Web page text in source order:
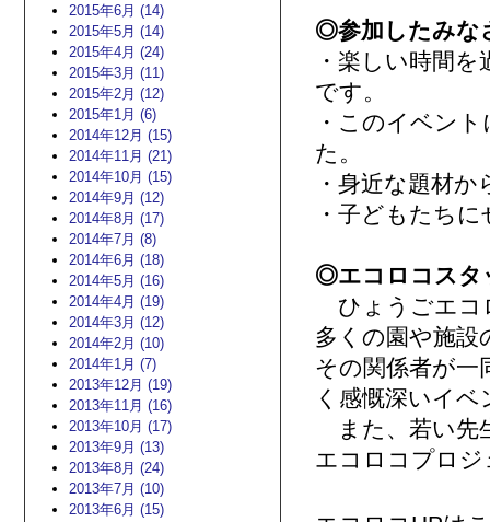
2015年6月 (14)
2015年5月 (14)
2015年4月 (24)
2015年3月 (11)
2015年2月 (12)
2015年1月 (6)
2014年12月 (15)
2014年11月 (21)
2014年10月 (15)
2014年9月 (12)
2014年8月 (17)
2014年7月 (8)
2014年6月 (18)
2014年5月 (16)
2014年4月 (19)
2014年3月 (12)
2014年2月 (10)
2014年1月 (7)
2013年12月 (19)
2013年11月 (16)
2013年10月 (17)
2013年9月 (13)
2013年8月 (24)
2013年7月 (10)
2013年6月 (15)
◎参加したみな
・楽しい時間
です。
・このイベン
た。
・身近な題材
・子どもたち
◎エコロコスタ
ひょうごエコ
多くの園や施
その関係者が一
く感慨深いイ
また、若い先
エコロコプロ